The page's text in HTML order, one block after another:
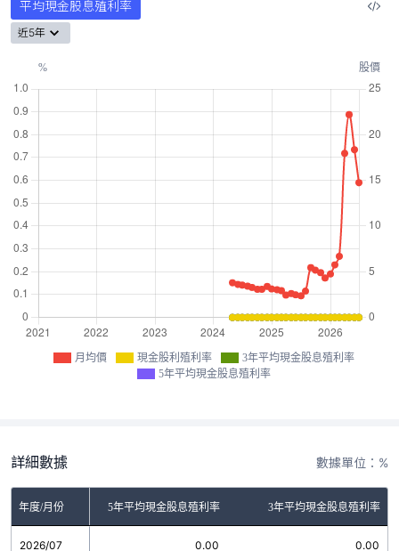
平均現金股息殖利率
近5年
月均價 現金股利殖利率
3年平均現金股息殖利率
5年平均現金股息殖利率
詳細數據 數據單位：%
年度/月份
股利殖利率 5年平均現金股息殖利率 3年平均現金股息殖利率
2026/07
0.00 0.00 0.00